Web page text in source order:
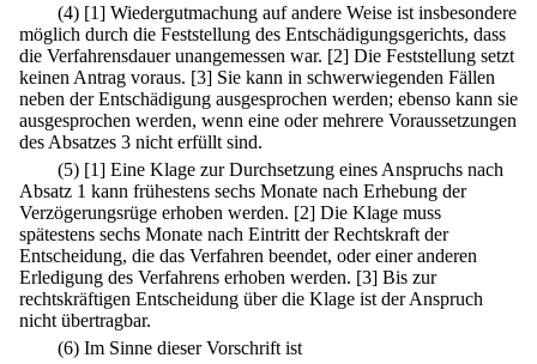
(4) [1] Wiedergutmachung auf andere Weise ist insbesondere
möglich durch die Feststellung des Entschädigungsgerichts, dass
die Verfahrensdauer unangemessen war. [2] Die Feststellung setzt
keinen Antrag voraus. [3] Sie kann in schwerwiegenden Fällen
neben der Entschädigung ausgesprochen werden; ebenso kann sie
ausgesprochen werden, wenn eine oder mehrere Voraussetzungen
des Absatzes 3 nicht erfüllt sind.
(5) [1] Eine Klage zur Durchsetzung eines Anspruchs nach
Absatz 1 kann frühestens sechs Monate nach Erhebung der
Verzögerungsrüge erhoben werden. [2] Die Klage muss
spätestens sechs Monate nach Eintritt der Rechtskraft der
Entscheidung, die das Verfahren beendet, oder einer anderen
Erledigung des Verfahrens erhoben werden. [3] Bis zur
rechtskräftigen Entscheidung über die Klage ist der Anspruch
nicht übertragbar.
(6) Im Sinne dieser Vorschrift ist